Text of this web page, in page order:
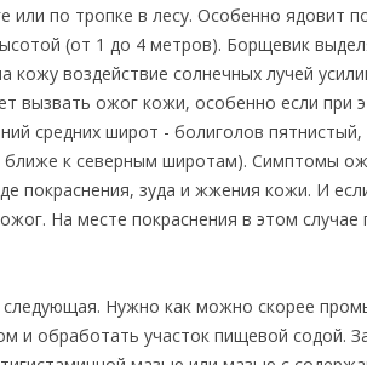
или по тропке в лесу. Особенно ядовит
(от 1 до 4 метров). Борщевик
воздействие солнечных лучей
вызвать ожог кожи, особенно если при
средних широт - болиголов пятнистый,
к северным широтам). Симптомы
покраснения, зуда и жжения кожи. И
На месте покраснения в этом случае
Нужно как можно скорее
обработать участок пищевой содой.